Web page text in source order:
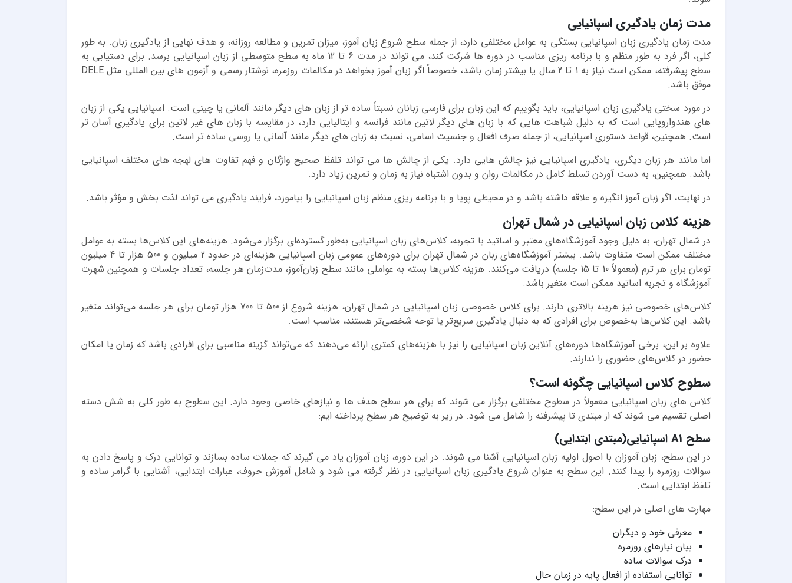
مدت زمان یادگیری اسپانیایی
مدت زمان یادگیری زبان اسپانیایی بستگی به عوامل مختلفی دارد، از جمله سطح شروع زبان آموز، میزان تمرین و مطالعه روزانه، و هدف نهایی از یادگیری زبان. به طور
کلی، اگر فرد به طور منظم و با برنامه ریزی مناسب در دوره ها شرکت کند، می تواند در مدت 6 تا 12 ماه به سطح متوسطی از زبان اسپانیایی برسد. برای دستیابی به
سطح پیشرفته، ممکن است نیاز به 1 تا 2 سال یا بیشتر زمان باشد، خصوصاً اگر زبان آموز بخواهد در مکالمات روزمره، نوشتار رسمی و آزمون های بین المللی مثل DELE
موفق باشد.
در مورد سختی یادگیری زبان اسپانیایی، باید بگوییم که این زبان برای فارسی زبانان نسبتاً ساده تر از زبان های دیگر مانند آلمانی یا چینی است. اسپانیایی یکی از زبان
های هندواروپایی است که به دلیل شباهت هایی که با زبان های دیگر لاتین مانند فرانسه و ایتالیایی دارد، در مقایسه با زبان های غیر لاتین برای یادگیری آسان تر
است. همچنین، قواعد دستوری اسپانیایی، از جمله صرف افعال و جنسیت اسامی، نسبت به زبان های دیگر مانند آلمانی یا روسی ساده تر است.
اما مانند هر زبان دیگری، یادگیری اسپانیایی نیز چالش هایی دارد. یکی از چالش ها می تواند تلفظ صحیح واژگان و فهم تفاوت های لهجه های مختلف اسپانیایی
باشد. همچنین، به دست آوردن تسلط کامل در مکالمات روان و بدون اشتباه نیاز به زمان و تمرین زیاد دارد.
در نهایت، اگر زبان آموز انگیزه و علاقه داشته باشد و در محیطی پویا و با برنامه ریزی منظم زبان اسپانیایی را بیاموزد، فرایند یادگیری می تواند لذت بخش و مؤثر باشد.
هزینه کلاس زبان اسپانیایی در شمال تهران
در شمال تهران، به دلیل وجود آموزشگاه‌های معتبر و اساتید با تجربه، کلاس‌های زبان اسپانیایی به‌طور گسترده‌ای برگزار می‌شود. هزینه‌های این کلاس‌ها بسته به عوامل
مختلف ممکن است متفاوت باشد. بیشتر آموزشگاه‌های زبان در شمال تهران برای دوره‌های عمومی زبان اسپانیایی هزینه‌ای در حدود 2 میلیون و 500 هزار تا 4 میلیون
تومان برای هر ترم (معمولاً 10 تا 15 جلسه) دریافت می‌کنند. هزینه کلاس‌ها بسته به عواملی مانند سطح زبان‌آموز، مدت‌زمان هر جلسه، تعداد جلسات و همچنین شهرت
آموزشگاه و تجربه اساتید ممکن است متغیر باشد.
کلاس‌های خصوصی نیز هزینه‌ بالاتری دارند. برای کلاس خصوصی زبان اسپانیایی در شمال تهران، هزینه‌ شروع از 500 تا 700 هزار تومان برای هر جلسه می‌تواند متغیر
باشد. این کلاس‌ها به‌خصوص برای افرادی که به دنبال یادگیری سریع‌تر یا توجه شخصی‌تر هستند، مناسب است.
علاوه بر این، برخی آموزشگاه‌ها دوره‌های آنلاین زبان اسپانیایی را نیز با هزینه‌های کمتری ارائه می‌دهند که می‌تواند گزینه مناسبی برای افرادی باشد که زمان یا امکان
حضور در کلاس‌های حضوری را ندارند.
سطوح کلاس اسپانیایی چگونه است؟
کلاس های زبان اسپانیایی معمولاً در سطوح مختلفی برگزار می شوند که برای هر سطح هدف ها و نیازهای خاصی وجود دارد. این سطوح به طور کلی به شش دسته
اصلی تقسیم می شوند که از مبتدی تا پیشرفته را شامل می شود. در زیر به توضیح هر سطح پرداخته ایم:
سطح A1 اسپانیایی(مبتدی ابتدایی)
در این سطح، زبان آموزان با اصول اولیه زبان اسپانیایی آشنا می شوند. در این دوره، زبان آموزان یاد می گیرند که جملات ساده بسازند و توانایی درک و پاسخ دادن به
سوالات روزمره را پیدا کنند. این سطح به عنوان شروع یادگیری زبان اسپانیایی در نظر گرفته می شود و شامل آموزش حروف، عبارات ابتدایی، آشنایی با گرامر ساده و
تلفظ ابتدایی است.
مهارت های اصلی در این سطح:
معرفی خود و دیگران
بیان نیازهای روزمره
درک سوالات ساده
توانایی استفاده از افعال پایه در زمان حال